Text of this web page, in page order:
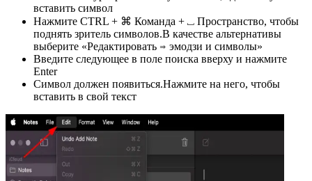
вставить символ
Нажмите CTRL + ⌘ Команда + ⎵ Пространство, чтобы
поднять зритель символов.В качестве альтернативы
выберите «Редактировать ⇒ эмодзи и символы»
Введите следующее в поле поиска вверху и нажмите
Enter
Символ должен появиться.Нажмите на него, чтобы
вставить в свой текст